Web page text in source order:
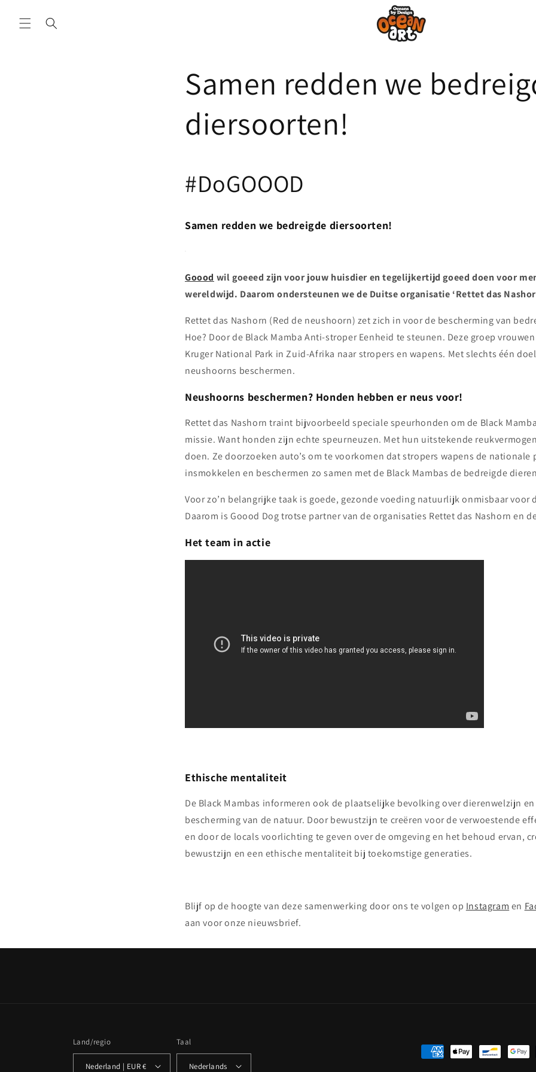
content
Samen redden we
diersoorten!
#DoGOOOD
Samen redden we bedreigde diersoorten!
Goood wil goeeed zijn voor jouw huisdier en tegelijkertijd goeed doen voor
wereldwijd. Daarom ondersteunen we de Duitse organisatie ‘Rettet das
Rettet das Nashorn (Red de neushoorn) zet zich in voor de bescherming van
Hoe? Door de Black Mamba Anti-stroper Eenheid te steunen. Deze groep
Kruger National Park in Zuid-Afrika naar stropers en wapens. Met slechts één
neushoorns beschermen.
Neushoorns beschermen? Honden hebben er neus voor!
Rettet das Nashorn traint bijvoorbeeld speciale speurhonden om de Black
missie. Want honden zijn echte speurneuzen. Met hun uitstekende
doen. Ze doorzoeken auto’s om te voorkomen dat stropers wapens de nationale
insmokkelen en beschermen zo samen met de Black Mambas de bedreigde
Voor zo’n belangrijke taak is goede, gezonde voeding natuurlijk onmisbaar voor
Daarom is Goood Dog trotse partner van de organisaties Rettet das Nashorn en
Het team in actie
Ethische mentaliteit
De Black Mambas informeren ook de plaatselijke bevolking over dierenwelzijn
bescherming van de natuur. Door bewustzijn te creëren voor de verwoestende
en door de locals voorlichting te geven over de omgeving en het behoud ervan,
bewustzijn en een ethische mentaliteit bij toekomstige generaties.
Blijf op de hoogte van deze samenwerking door ons te volgen op Instagram en
aan voor onze nieuwsbrief.
Land/regio
Nederland | EUR €
Taal
Nederlands
Betaalmethoden